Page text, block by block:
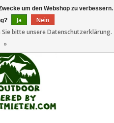
um den Webshop zu verbessern.
Ja
Nein
bitte unsere Datenschutzerklärung.
»